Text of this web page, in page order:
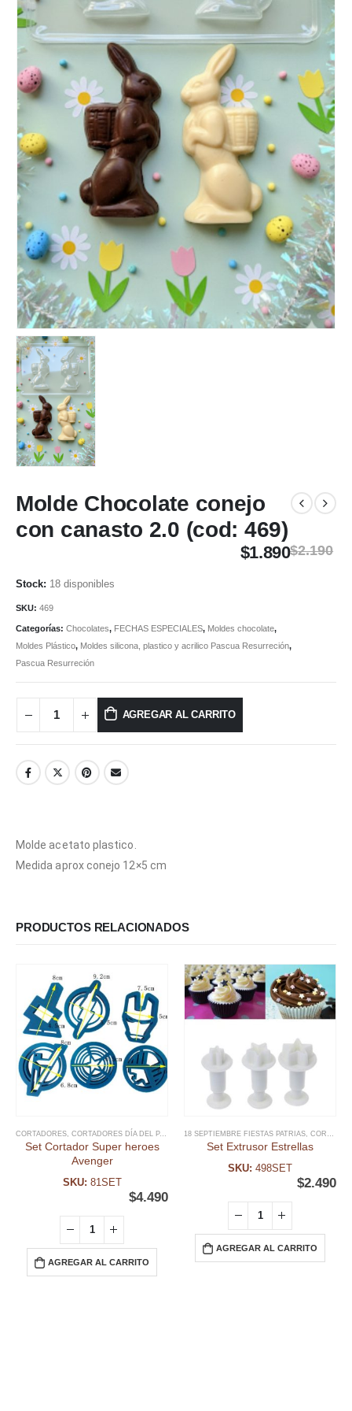
Molde Chocolate conejo
con canasto 2.0 (cod: 469)
$2.190
$1.890
18 disponibles
SKU: 469
Categorías: Chocolates, FECHAS ESPECIALES, Moldes chocolate,
Moldes Plástico, Moldes silicona, plastico y acrilico Pascua Resurreción,
Pascua Resurreción
AGREGAR AL CARRITO
Molde acetato plastico.
Medida aprox conejo 12×5 cm
PRODUCTOS RELACIONADOS
CORTADORES, CORTADORES DÍA DEL PADRE DIA DEL NIÑO Y TEMATICAS,DÍA DEL PADRE
Set Cortador Super heroes
Avenger
SKU: 81SET
$4.490
AGREGAR AL CARRITO
18 SEPTIEMBRE FIESTAS PATRIAS, CORTADORES NAVIDAD
Set Extrusor Estrellas
SKU: 498SET
$2.490
AGREGAR AL CARRITO